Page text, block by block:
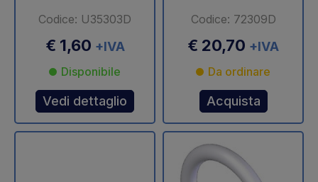
Codice: U35303D
€ 1,60 +IVA
Disponibile
Vedi dettaglio
Codice: 72309D
€ 20,70 +IVA
Da ordinare
Acquista